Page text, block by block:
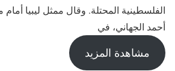
الفلسطينية المحتلة. وقال ممثل ليبيا
أحمد الجهاني، في
مشاهدة المزيد